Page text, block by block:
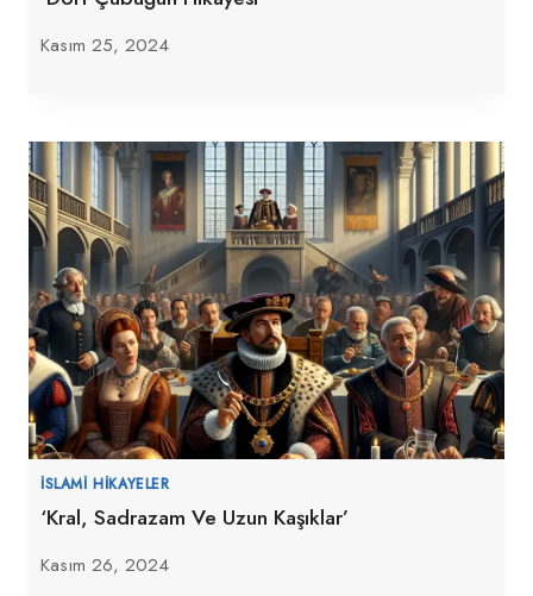
Kasım 25, 2024
İSLAMI HIKAYELER
‘Kral, Sadrazam Ve Uzun Kaşıklar’
Kasım 26, 2024